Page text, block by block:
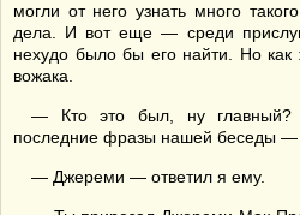
могли от него узнать много
дела. И вот еще — среди
нехудо было бы его найти. Но как
вожака.
— Кто это был, ну
последние фразы нашей беседы
— Джереми — ответил я ему.